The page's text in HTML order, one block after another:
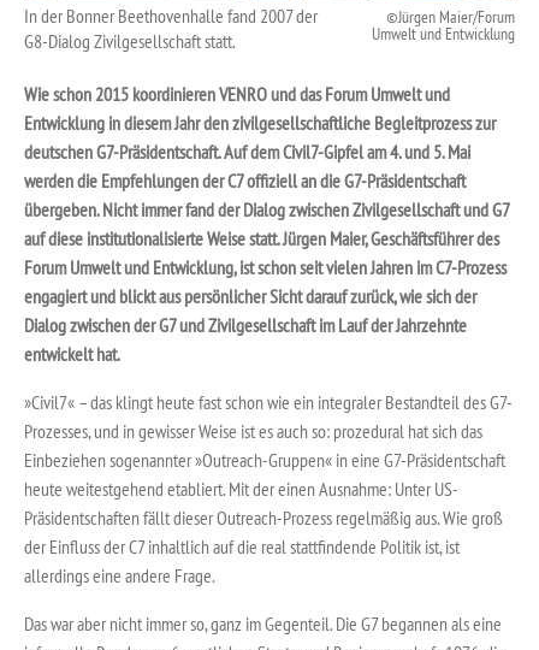
In der Bonner Beethovenhalle fand 2007 der
G8-Dialog Zivilgesellschaft statt.
Jürgen Maier/Forum
Umwelt und Entwicklung
Wie schon 2015 koordinieren VENRO und das Forum Umwelt und
Entwicklung in diesem Jahr den zivilgesellschaftliche Begleitprozess zur
deutschen G7-Präsidentschaft. Auf dem Civil7-Gipfel am 4. und 5. Mai
werden die Empfehlungen der C7 offiziell an die G7-Präsidentschaft
übergeben. Nicht immer fand der Dialog zwischen Zivilgesellschaft und G7
auf diese institutionalisierte Weise statt. Jürgen Maier, Geschäftsführer des
Forum Umwelt und Entwicklung, ist schon seit vielen Jahren im C7-Prozess
engagiert und blickt aus persönlicher Sicht darauf zurück, wie sich der
Dialog zwischen der G7 und Zivilgesellschaft im Lauf der Jahrzehnte
entwickelt hat.
»Civil7« – das klingt heute fast schon wie ein integraler Bestandteil des G7-
Prozesses, und in gewisser Weise ist es auch so: prozedural hat sich das
Einbeziehen sogenannter »Outreach-Gruppen« in eine G7-Präsidentschaft
heute weitestgehend etabliert. Mit der einen Ausnahme: Unter US-
Präsidentschaften fällt dieser Outreach-Prozess regelmäßig aus. Wie groß
der Einfluss der C7 inhaltlich auf die real stattfindende Politik ist, ist
allerdings eine andere Frage.
Das war aber nicht immer so, ganz im Gegenteil. Die G7 begannen als eine